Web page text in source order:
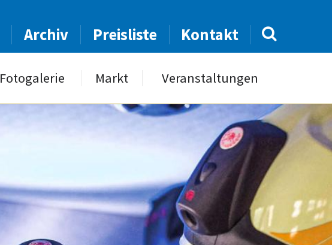
Archiv Preisliste Kontakt
Fotogalerie Markt Veranstaltungen